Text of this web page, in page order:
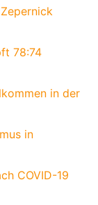
78:74
in der
in
COVID-19